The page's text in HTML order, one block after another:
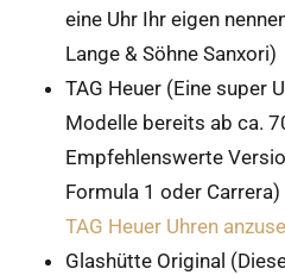
eine Uhr Ihr eigen
Lange & Söhne Sanxori)
TAG Heuer (Eine super
Modelle bereits ab ca.
Empfehlenswerte
Formula 1 oder Carrera)
TAG Heuer Uhren
Glashütte Original